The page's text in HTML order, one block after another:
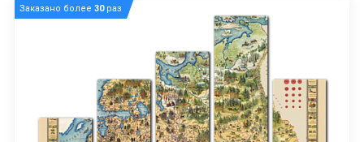
Заказано более 30раз